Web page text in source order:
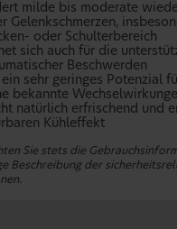
milde bis moderate
Gelenkschmerzen,
oder Schulterbereich
sich auch für die
Beschwerden
ein sehr geringes Potenzial
bekannte
natürlich erfrischend und
Kühleffekt
Sie stets die
Beschreibung der